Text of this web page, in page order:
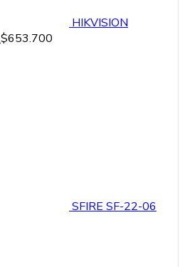
HIKVISION
$653.700
SFIRE SF-22-06